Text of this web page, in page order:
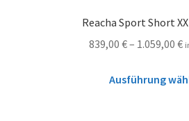
Reacha Sport Short
839,00 €– 1.059,00 €
Ausführung